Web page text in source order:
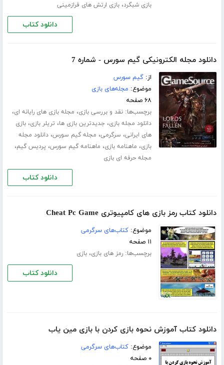
بازی شبگرد،بازی ارتش های فرازمینی
دانلود کتاب
دانلود مجله الکترونیکی گیم سورس - شماره 7
از:گیم سورس
موضوع: مجله‌های بازی
۶۸ صفحه
برچسب‌ها:نقد و بررسی بازی، مجله بازی های رایانه ای،
دانلود مجله بازی، جدیدترین بازی ها، تریلر بازی،بازی
های ایرانی، سرگرمی، مجله گیم سورس،دانلود مجله
بازی، ماهنامه بازی، ماهنامه گیم سورس، پردیس گیم،
مجله حرفه ای بازی
دانلود کتاب
دانلود کتاب رمز بازی های کامپیوتری Cheat Pc Game
موضوع:کتاب‌های سرگرمی
۱۱ صفحه
برچسب‌ها:رمز های بازی،بازی
دانلود کتاب
دانلود کتاب آموزش نحوه بازی کردن با بازی مین یاب
موضوع:کتاب‌های سرگرمی
۰ صفحه